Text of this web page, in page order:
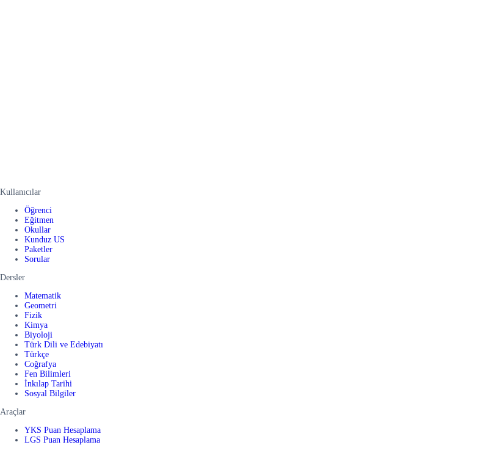
Kullanıcılar
Öğrenci
Eğitmen
Okullar
Kunduz US
Paketler
Sorular
Dersler
Matematik
Geometri
Fizik
Kimya
Biyoloji
Türk Dili ve Edebiyatı
Türkçe
Coğrafya
Fen Bilimleri
İnkılap Tarihi
Sosyal Bilgiler
Araçlar
YKS Puan Hesaplama
LGS Puan Hesaplama